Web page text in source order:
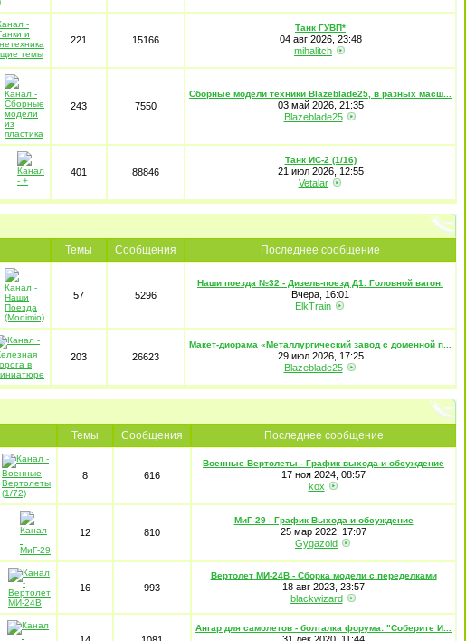
221 15166
Танк ГУВП*
04 авг 2026, 23:48
mihalitch
243 7550
Сборные модели техники Blazeblade25, в разных масш...
03 май 2026, 21:35
Blazeblade25
401 88846
Танк ИС-2 (1/16)
21 июл 2026, 12:55
Vetalar
Темы Сообщения Последнее сообщение
57 5296
Наши поезда №32 - Дизель-поезд Д1. Головной вагон.
Вчера, 16:01
ElkTrain
203 26623
Макет-диорама «Металлургический завод с доменной п...
29 июл 2026, 17:25
Blazeblade25
Темы Сообщения Последнее сообщение
8 616
Военные Вертолеты - График выхода и обсуждение
17 ноя 2024, 08:57
kox
12 810
МиГ-29 - График Выхода и обсуждение
25 мар 2022, 17:07
Gygazoid
16 993
Вертолет МИ-24В - Сборка модели с переделками
18 авг 2023, 23:57
blackwizard
Ангар для самолетов - болталка форума: "Соберите И...